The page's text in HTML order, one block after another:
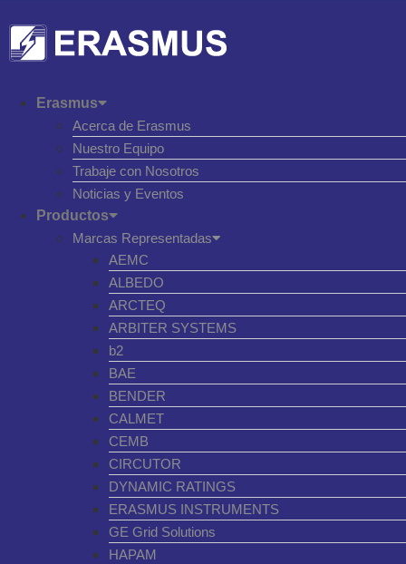
Erasmus
Acerca de Erasmus
Nuestro Equipo
Trabaje con Nosotros
Noticias y Eventos
Productos
Marcas Representadas
AEMC
ALBEDO
ARCTEQ
ARBITER SYSTEMS
b2
BAE
BENDER
CALMET
CEMB
CIRCUTOR
DYNAMIC RATINGS
ERASMUS INSTRUMENTS
GE Grid Solutions
HAPAM